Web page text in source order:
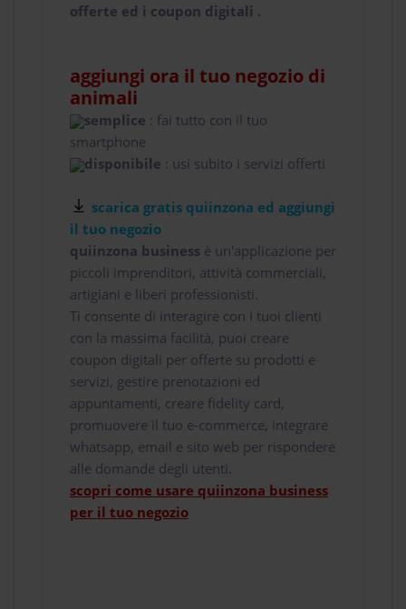
offerte ed i coupon digitali .
aggiungi ora il tuo negozio di
animali
semplice : fai tutto con il tuo
smartphone
disponibile : usi subito i servizi offerti
scarica gratis quiinzona ed aggiungi
il tuo negozio
quiinzona business è un'applicazione per
piccoli imprenditori, attività commerciali,
artigiani e liberi professionisti.
Ti consente di interagire con i tuoi clienti
con la massima facilità, puoi creare
coupon digitali per offerte su prodotti e
servizi, gestire prenotazioni ed
appuntamenti, creare fidelity card,
promuovere il tuo e-commerce, integrare
whatsapp, email e sito web per rispondere
alle domande degli utenti.
scopri come usare quiinzona business
per il tuo negozio